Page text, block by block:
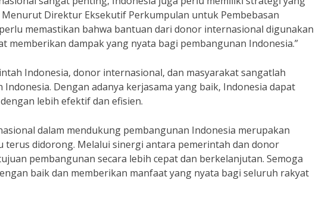
Direktur Eksekutif Perkumpulan untuk Pembebasan
memastikan bahwa bantuan dari donor internasional digunakan
memberikan dampak yang nyata bagi pembangunan Indonesia.”
Indonesia, donor internasional, dan masyarakat sangatlah
Dengan adanya kerjasama yang baik, Indonesia dapat
lebih efektif dan efisien.
dalam mendukung pembangunan Indonesia merupakan
terus didorong. Melalui sinergi antara pemerintah dan donor
pembangunan secara lebih cepat dan berkelanjutan. Semoga
baik dan memberikan manfaat yang nyata bagi seluruh rakyat